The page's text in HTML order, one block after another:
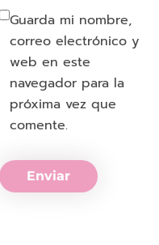
Guarda mi nombre,
correo electrónico y
web en este
navegador para la
próxima vez que
comente.
Enviar